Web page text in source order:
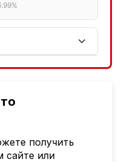
получить
сайте или
| EUR 6.99%
18.9%